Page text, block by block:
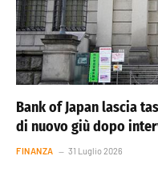
Bank of Japan lascia
di nuovo giù dopo
FINANZA 31 Luglio 2026